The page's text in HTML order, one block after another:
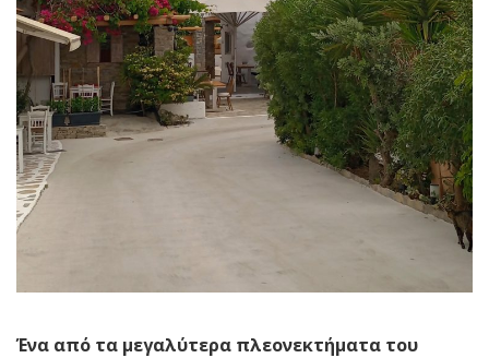
Ένα από τα μεγαλύτερα πλεονεκτήματα του